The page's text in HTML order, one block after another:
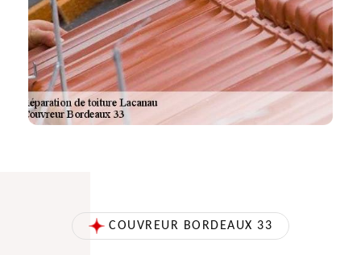
COUVREUR BORDEAUX 33